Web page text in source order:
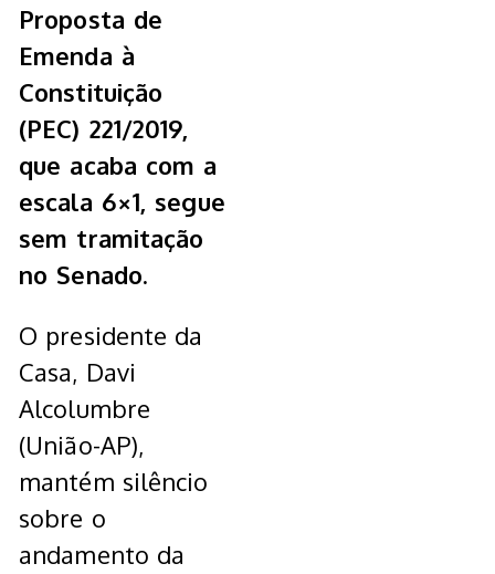
Proposta de
Emenda à
Constituição
(PEC) 221/2019,
que acaba com a
escala 6×1, segue
sem tramitação
no Senado.
O presidente da
Casa, Davi
Alcolumbre
(União-AP),
mantém silêncio
sobre o
andamento da